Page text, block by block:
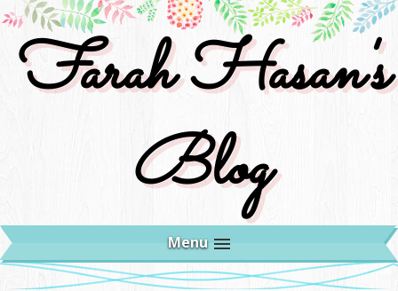
Farah Hasan's
Blog
Menu